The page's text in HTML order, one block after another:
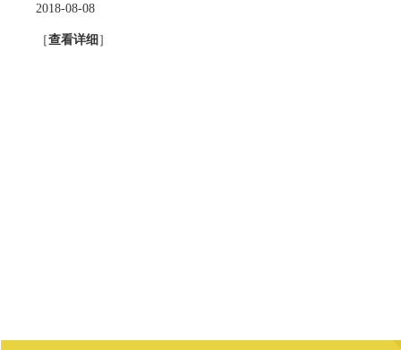
2018-08-08
［查看详细 ］